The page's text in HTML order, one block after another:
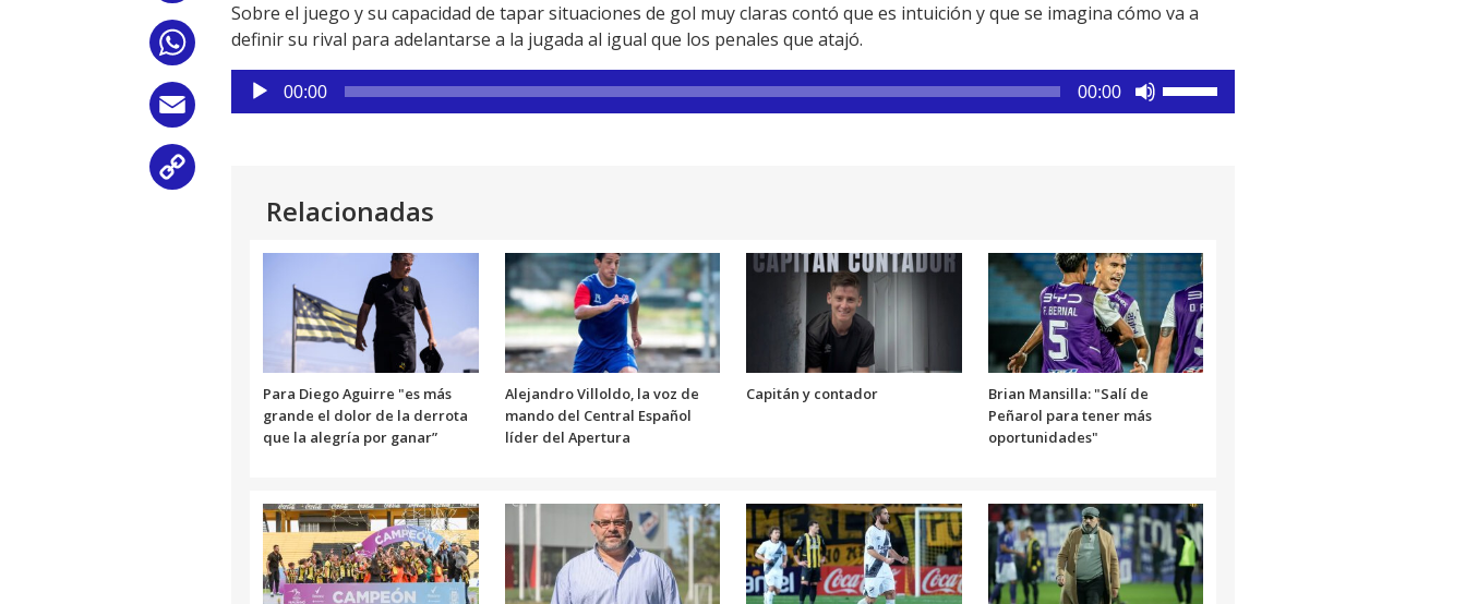
WhatsApp
Email
Sobre el juego y su capacidad de tapar situaciones de gol muy claras contó que es intuición y que se imagina cómo va a
definir su rival para adelantarse a la jugada al igual que los penales que atajó.
Reproductor
de
00:00 00:00
aumentar
o
disminuir
el
volumen.
Relacionadas
Para Diego Aguirre "es más
grande el dolor de la derrota
que la alegría por ganar”
Alejandro Villoldo, la voz de
mando del Central Español
líder del Apertura
Capitán y contador
Brian Mansilla: "Salí de
Peñarol para tener más
oportunidades"